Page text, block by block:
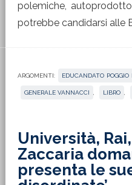
polemiche,
potrebbe candidarsi alle
ARGOMENTI: EDUCANDATO POGGIO
GENERALE VANNACCI LIBRO
Università,
Zaccaria
presenta le